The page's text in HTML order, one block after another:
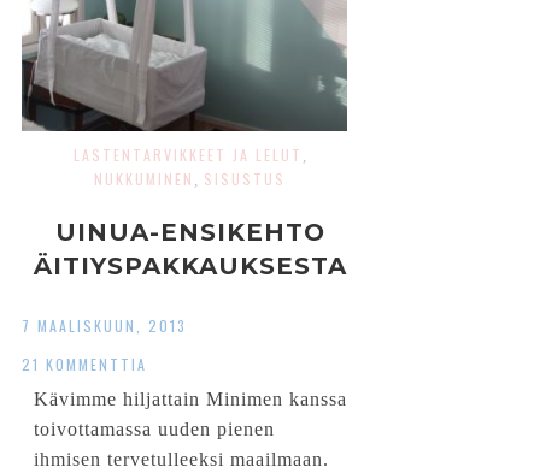
LASTENTARVIKKEET JA LELUT
NUKKUMINEN SISUSTUS
UINUA-ENSIKEHTO
ÄITIYSPAKKAUKSESTA
7 MAALISKUUN, 2013
21 KOMMENTTIA
Kävimme hiljattain Minimen kanssa
toivottamassa uuden pienen
ihmisen tervetulleeksi maailmaan.